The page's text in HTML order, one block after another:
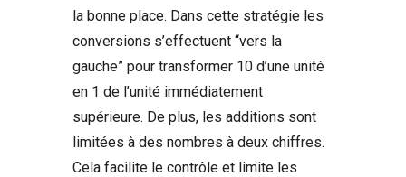
la bonne place. Dans cette stratégie les
conversions s’effectuent “vers la
gauche” pour transformer 10 d’une unité
en 1 de l’unité immédiatement
supérieure. De plus, les additions sont
limitées à des nombres à deux chiffres.
Cela facilite le contrôle et limite les